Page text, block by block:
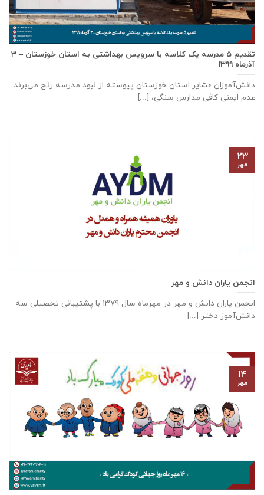
تقدیم ۵ مدرسه یک کلاسه با سرويس بهداشتی به استان خوزستان – ۳
آذر‌ماه ۱۳۹۹
دانش‌آموزان عشایر استان خوزستان پيوسته از نبود مدرسه رنج می‌برند.
عدم ایمنی کافی مدارس سنگی، [...]
انجمن یاران دانش و مهر
انجمن یاران دانش و مهر در مهرماه سال ۱۳۷۹ با پشتیبانی تحصیلی سه
دانش‌آموز دختر [...]
۲۳
مهر
۱۴
مهر